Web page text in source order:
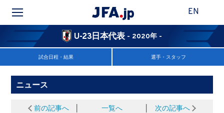
EN
U-23日本代表 - 2020年 -
試合日程・結果 選手・スタッフ
ニュース
前の記事へ 一覧へ 次の記事へ